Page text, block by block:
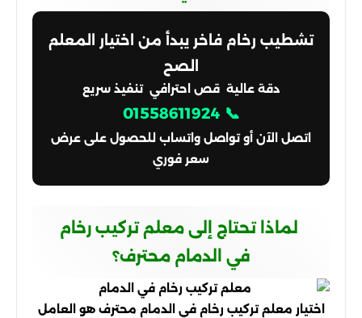
تشطيب رخام فاخر يبدأ من اختيار المعلم
الصح
دقة عالية قص احترافي تنفيذ سريع
📞 01558611924
اتصل الآن أو تواصل واتساب للحصول على عرض
سعر فوري
لماذا تحتاج إلى معلم تركيب رخام
في الدمام محترف؟
اختيار معلم تركيب رخام في الدمام محترف هو العامل